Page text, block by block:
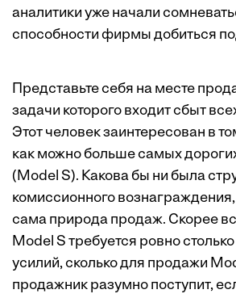
аналитики уже начали
способности фирмы добиться
Представьте себя на месте
задачи которого входит сбыт
Этот человек заинтересован в
как можно больше самых
(Model S). Какова бы ни была
комиссионного вознаграждения,
сама природа продаж. Скорее
Model S требуется ровно
усилий, сколько для продажи
продажник разумно поступит,